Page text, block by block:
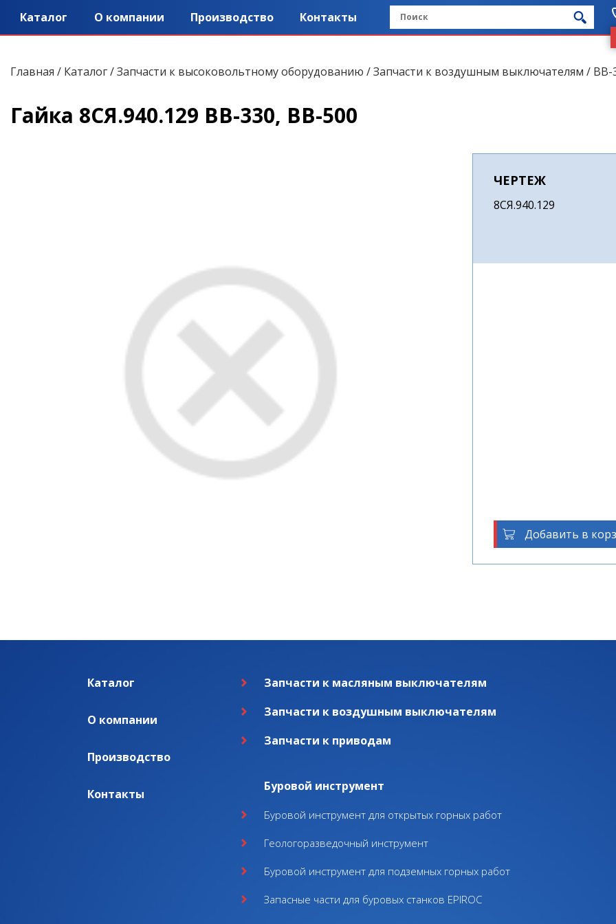
Каталог О компании Производство Контакты
Главная / Каталог/Запчасти к высоковольтному оборудованию /Запчасти к воздушным выключателям / ВВ-
Гайка 8СЯ.940.129 ВВ-330, ВВ-500
ЧЕРТЕЖ
8СЯ.940.129
Добавить в
Каталог
О компании
Производство
Контакты
Запчасти к масляным выключателям
Запчасти к воздушным выключателям
Запчасти к приводам
Буровой инструмент
Буровой инструмент для открытых горных работ
Геологоразведочный инструмент
Буровой инструмент для подземных горных работ
Запасные части для буровых станков EPIROC